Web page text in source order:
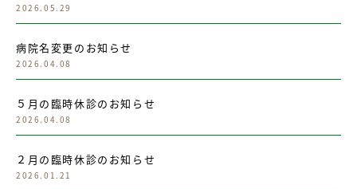
2026.05.29
病院名変更のお知らせ
2026.04.08
５月の臨時休診のお知らせ
2026.04.08
２月の臨時休診のお知らせ
2026.01.21